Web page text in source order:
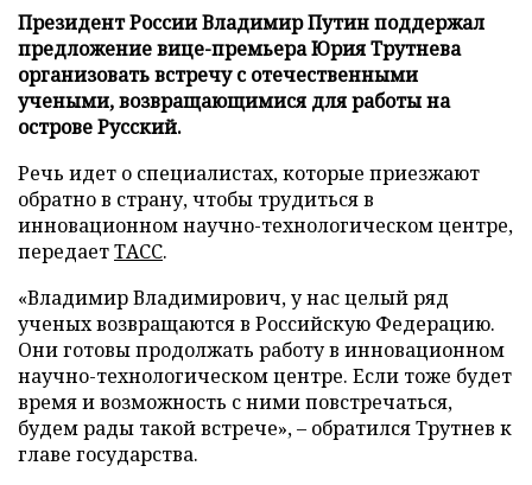
Президент России Владимир Путин поддержал
предложение вице-премьера Юрия Трутнева
организовать встречу с отечественными
учеными, возвращающимися для работы на
острове Русский.
Речь идет о специалистах, которые приезжают
обратно в страну, чтобы трудиться в
инновационном научно-технологическом центре,
передаетТАСС.
«Владимир Владимирович, у нас целый ряд
ученых возвращаются в Российскую Федерацию.
Они готовы продолжать работу в инновационном
научно-технологическом центре. Если тоже будет
время и возможность с ними повстречаться,
будем рады такой встрече», – обратился Трутнев к
главе государства.